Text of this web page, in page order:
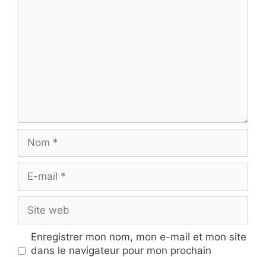
mail
web
Enregistrer mon nom, mon e-mail et mon site
dans le navigateur pour mon prochain